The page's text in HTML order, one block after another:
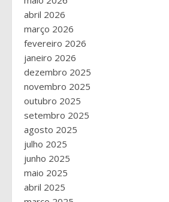
abril 2026
março 2026
fevereiro 2026
janeiro 2026
dezembro 2025
novembro 2025
outubro 2025
setembro 2025
agosto 2025
julho 2025
junho 2025
maio 2025
abril 2025